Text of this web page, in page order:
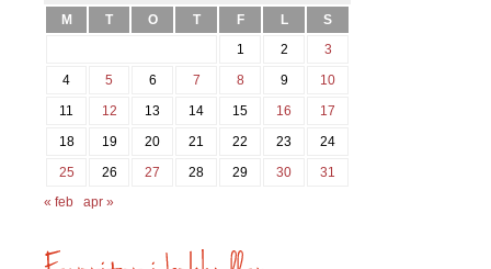
M
T O T F L
S
1
2
3
4
5 6 7 8 9
10
11
12 13 14 15 16
17
18
19 20 21 22 23
24
25
26 27 28 29 30
31
« feb
apr »